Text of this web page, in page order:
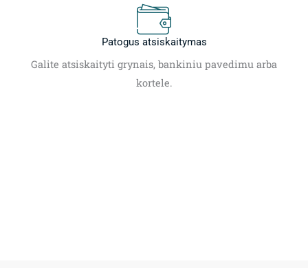
Patogus atsiskaitymas
Galite atsiskaityti grynais, bankiniu pavedimu arba
kortele.